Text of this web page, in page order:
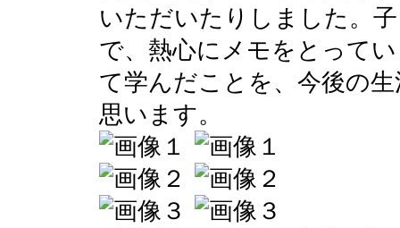
いただいたりしました。
で、熱心にメモをとって
て学んだことを、今後の
思います。